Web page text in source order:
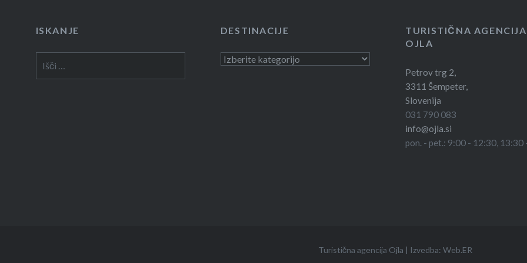
ISKANJE DESTINACIJE
Destinacije
TURISTIČNA AGENCIJA
OJLA
Petrov trg 2,
3311 Šempeter,
Slovenija
031 790 083
info@ojla.si
pon. - pet.: 9:00 - 12:30, 13:30
Turistična agencija Ojla | Izvedba: Web.ER